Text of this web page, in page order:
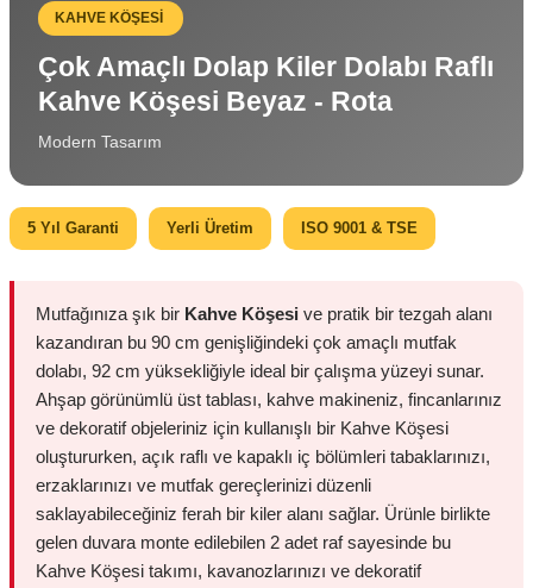
KAHVE KÖŞESİ
Çok Amaçlı Dolap Kiler Dolabı Raflı
Kahve Köşesi Beyaz - Rota
Modern Tasarım
5 Yıl Garanti Yerli Üretim ISO 9001 & TSE
Mutfağınıza şık bir Kahve Köşesi ve pratik bir tezgah alanı
kazandıran bu 90 cm genişliğindeki çok amaçlı mutfak
dolabı, 92 cm yüksekliğiyle ideal bir çalışma yüzeyi sunar.
Ahşap görünümlü üst tablası, kahve makineniz, fincanlarınız
ve dekoratif objeleriniz için kullanışlı bir Kahve Köşesi
oluştururken, açık raflı ve kapaklı iç bölümleri tabaklarınızı,
erzaklarınızı ve mutfak gereçlerinizi düzenli
saklayabileceğiniz ferah bir kiler alanı sağlar. Ürünle birlikte
gelen duvara monte edilebilen 2 adet raf sayesinde bu
Kahve Köşesi takımı, kavanozlarınızı ve dekoratif